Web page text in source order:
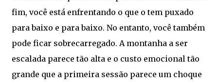
fim, você está enfrentando o que o tem puxado
para baixo e para baixo. No entanto, você também
pode ficar sobrecarregado. A montanha a ser
escalada parece tão alta e o custo emocional tão
grande que a primeira sessão parece um choque